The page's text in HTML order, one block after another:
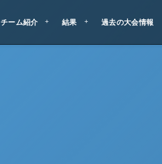
チーム紹介 結果 過去の大会情報